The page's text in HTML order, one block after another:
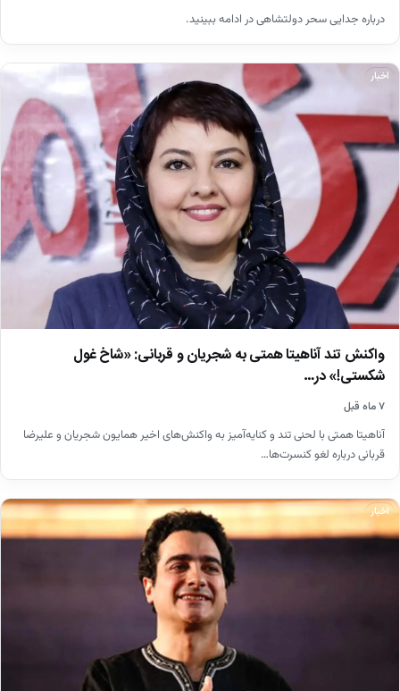
درباره جدایی سحر دولتشاهی در ادامه ببینید.
اخبار
واکنش تند آناهیتا همتی به شجریان و قربانی: «شاخ غول
شکستی!» در…
۷ ماه قبل
آناهیتا همتی با لحنی تند و کنایه‌آمیز به واکنش‌های اخیر همایون شجریان و علیرضا
قربانی درباره لغو کنسرت‌ها…
اخبار